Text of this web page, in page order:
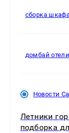
сборка
домбай отели
Новости
Летники
подборка